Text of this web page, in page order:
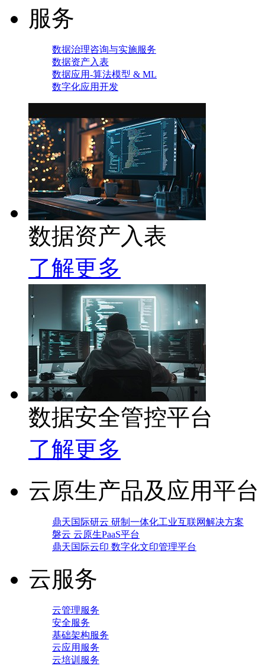
服务
数据治理咨询与实施服务
数据资产入表
数据应用-算法模型 & ML
数字化应用开发
数据资产入表
了解更多
数据安全管控平台
了解更多
云原生产品及应用平台
鼎天国际研云 研制一体化工业互联网解决方案
磐云 云原生PaaS平台
鼎天国际云印 数字化文印管理平台
云服务
云管理服务
安全服务
基础架构服务
云应用服务
云培训服务